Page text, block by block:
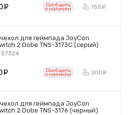
руб.Сообщить
o наличии 155
для геймпада JoyCon
2 Dobe TNS-3173C (серый)
57324
руб.Сообщить
o наличии 200
для геймпада JoyCon
2 Dobe TNS-3176 (черный)